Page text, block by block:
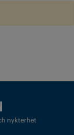
nykterhet